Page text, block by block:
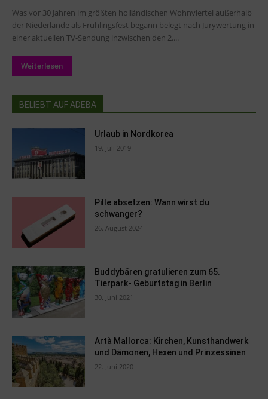
Was vor 30 Jahren im größten holländischen Wohnviertel außerhalb
der Niederlande als Frühlingsfest begann belegt nach Jurywertung in
einer aktuellen TV-Sendung inzwischen den 2....
Weiterlesen
BELIEBT AUF ADEBA
Urlaub in Nordkorea
19. Juli 2019
Pille absetzen: Wann wirst du
schwanger?
26. August 2024
Buddybären gratulieren zum 65.
Tierpark- Geburtstag in Berlin
30. Juni 2021
Artà Mallorca: Kirchen, Kunsthandwerk
und Dämonen, Hexen und Prinzessinen
22. Juni 2020